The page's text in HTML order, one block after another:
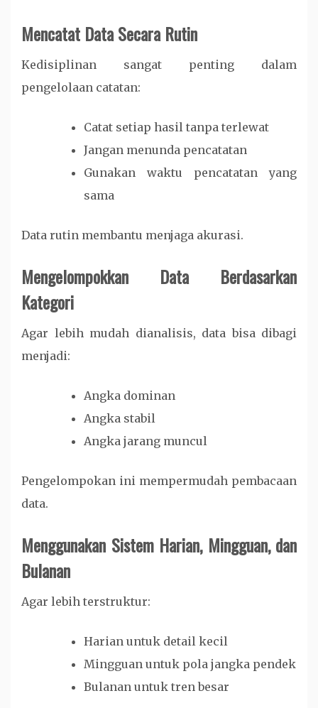
Mencatat Data Secara Rutin
Kedisiplinan sangat penting dalam
pengelolaan catatan:
Catat setiap hasil tanpa terlewat
Jangan menunda pencatatan
Gunakan waktu pencatatan yang
sama
Data rutin membantu menjaga akurasi.
Mengelompokkan Data Berdasarkan
Kategori
Agar lebih mudah dianalisis, data bisa dibagi
menjadi:
Angka dominan
Angka stabil
Angka jarang muncul
Pengelompokan ini mempermudah pembacaan
data.
Menggunakan Sistem Harian, Mingguan, dan
Bulanan
Agar lebih terstruktur:
Harian untuk detail kecil
Mingguan untuk pola jangka pendek
Bulanan untuk tren besar